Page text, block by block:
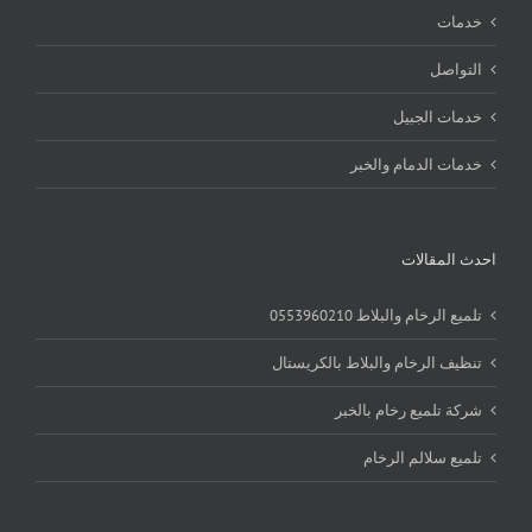
خدمات
التواصل
خدمات الجبيل
خدمات الدمام والخبر
احدث المقالات
تلميع الرخام والبلاط 0553960210
تنظيف الرخام والبلاط بالكريستال
شركة تلميع رخام بالخبر
تلميع سلالم الرخام